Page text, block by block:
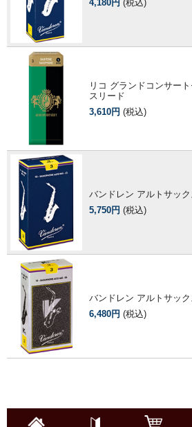
4,180円 (税込)
リコ グランドコンサー
スリード
3,610円 (税込)
バンドレン アルトサッ
5,750円 (税込)
バンドレン アルトサッ
6,480円 (税込)